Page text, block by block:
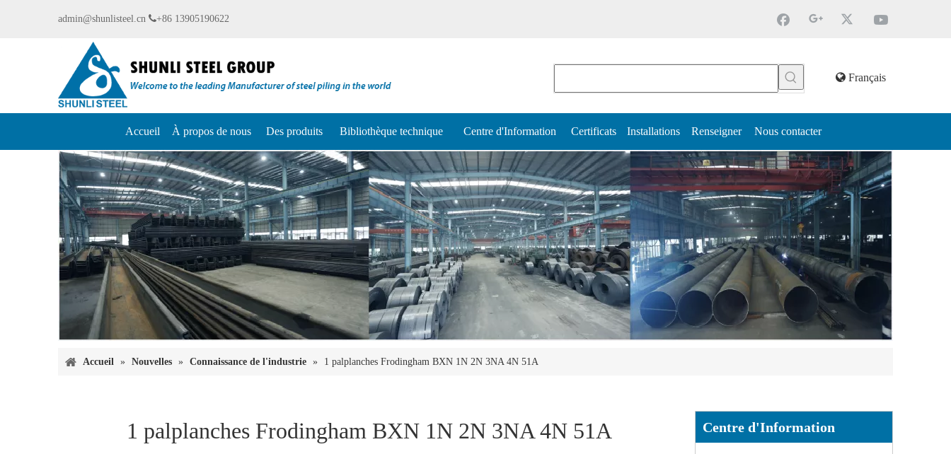
admin@shunlisteel.cn +86 13905190622
Français
Accueil À propos de nous Des produits Bibliothèque technique Centre d'Information Certificats Installations Renseigner Nous contacter
Accueil » Nouvelles » Connaissance de l'industrie » 1 palplanches Frodingham BXN 1N 2N 3NA 4N 51A
1 palplanches Frodingham BXN 1N 2N 3NA 4N 51A Centre d'Information